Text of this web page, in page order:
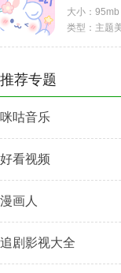
大小：95mb
类型：主题
推荐专题
咪咕音乐
好看视频
漫画人
追剧影视大全